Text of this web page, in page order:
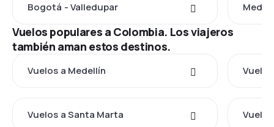
Bogotá - Valledupar
Vuelos populares a Colombia. Los viajeros
también aman estos destinos.
Vuelos a Medellín
Vuelos a Santa Marta